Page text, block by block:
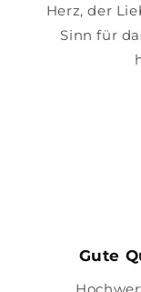
Herz, der
Sinn für
Gute